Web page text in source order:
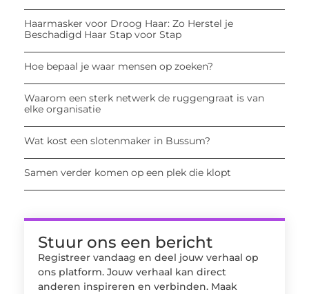
Haarmasker voor Droog Haar: Zo Herstel je
Beschadigd Haar Stap voor Stap
Hoe bepaal je waar mensen op zoeken?
Waarom een sterk netwerk de ruggengraat is van
elke organisatie
Wat kost een slotenmaker in Bussum?
Samen verder komen op een plek die klopt
Stuur ons een bericht
Registreer vandaag en deel jouw verhaal op
ons platform. Jouw verhaal kan direct
anderen inspireren en verbinden. Maak